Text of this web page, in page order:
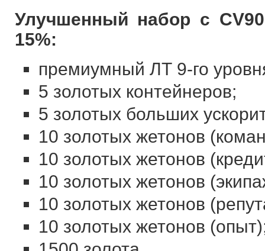
Улучшенный набор с
15%:
премиумный ЛТ 9-го
5 золотых контейнеров;
5 золотых больших
10 золотых жетонов
10 золотых жетонов
10 золотых жетонов
10 золотых жетонов
10 золотых жетонов